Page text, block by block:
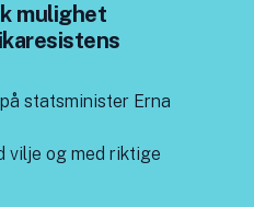
mulighet
statsminister Erna
vilje og med riktige